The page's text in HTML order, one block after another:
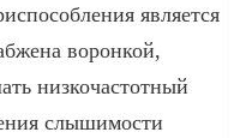
является
воронкой,
низкочастотный
слышимости